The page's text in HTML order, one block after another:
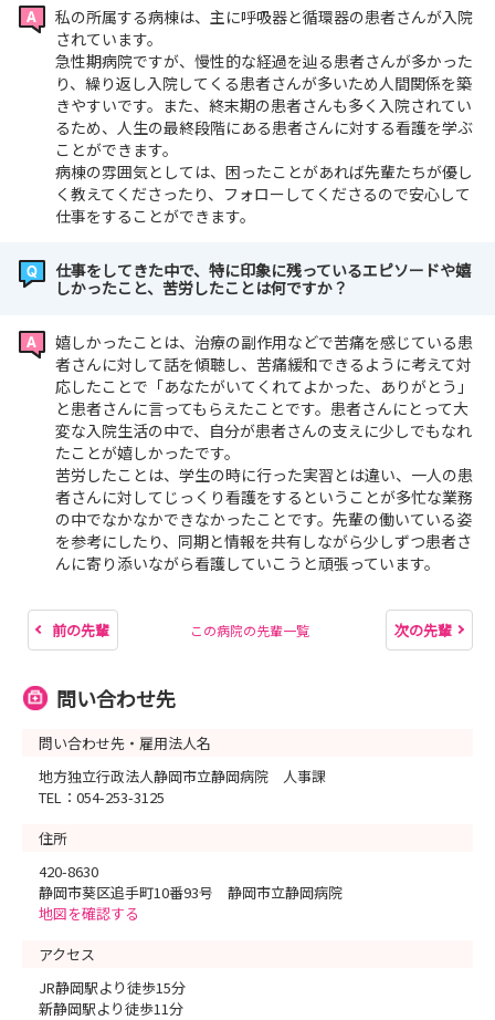
私の所属する病棟は、主に呼吸器と循環器の患者さんが入院
されています。
急性期病院ですが、慢性的な経過を辿る患者さんが多かった
り、繰り返し入院してくる患者さんが多いため人間関係を築
きやすいです。また、終末期の患者さんも多く入院されてい
るため、人生の最終段階にある患者さんに対する看護を学ぶ
ことができます。
病棟の雰囲気としては、困ったことがあれば先輩たちが優し
く教えてくださったり、フォローしてくださるので安心して
仕事をすることができます。
仕事をしてきた中で、特に印象に残っているエピソードや嬉
しかったこと、苦労したことは何ですか？
嬉しかったことは、治療の副作用などで苦痛を感じている患
者さんに対して話を傾聴し、苦痛緩和できるように考えて対
応したことで「あなたがいてくれてよかった、ありがとう」
と患者さんに言ってもらえたことです。患者さんにとって大
変な入院生活の中で、自分が患者さんの支えに少しでもなれ
たことが嬉しかったです。
苦労したことは、学生の時に行った実習とは違い、一人の患
者さんに対してじっくり看護をするということが多忙な業務
の中でなかなかできなかったことです。先輩の働いている姿
を参考にしたり、同期と情報を共有しながら少しずつ患者さ
んに寄り添いながら看護していこうと頑張っています。
前の先輩 この病院の先輩一覧 次の先輩
問い合わせ先
問い合わせ先・雇用法人名
地方独立行政法人静岡市立静岡病院 人事課
TEL：054-253-3125
住所
420-8630
静岡市葵区追手町10番93号 静岡市立静岡病院
地図を確認する
アクセス
JR静岡駅より徒歩15分
新静岡駅より徒歩11分